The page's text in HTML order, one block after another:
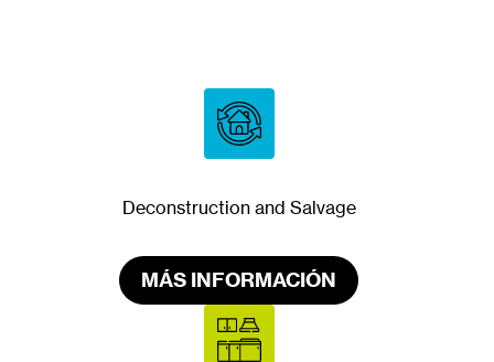
Deconstruction and Salvage
MÁS INFORMACIÓN